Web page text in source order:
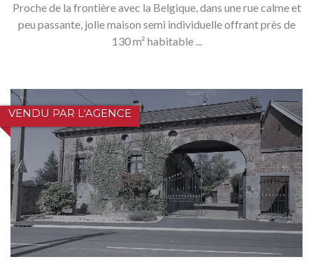
Proche de la frontière avec la Belgique, dans une rue calme et
peu passante, jolie maison semi individuelle offrant près de
130 m² habitable ...
VENDU PAR L'AGENCE